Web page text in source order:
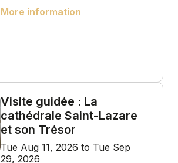
More information
Visite guidée : La
cathédrale Saint-Lazare
et son Trésor
Tue Aug 11, 2026 to Tue Sep
29, 2026